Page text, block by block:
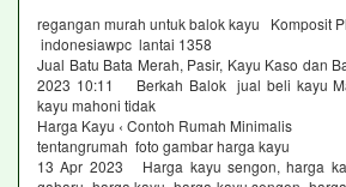
regangan murah untuk balok kayu Komposit
indonesiawpc lantai 1358
Jual Batu Bata Merah, Pasir, Kayu Kaso dan
2023 10:11 Berkah Balok jual beli kayu
kayu mahoni tidak
Harga Kayu ‹ Contoh Rumah Minimalis
tentangrumah foto gambar harga kayu
13 Apr 2023 Harga kayu sengon, harga